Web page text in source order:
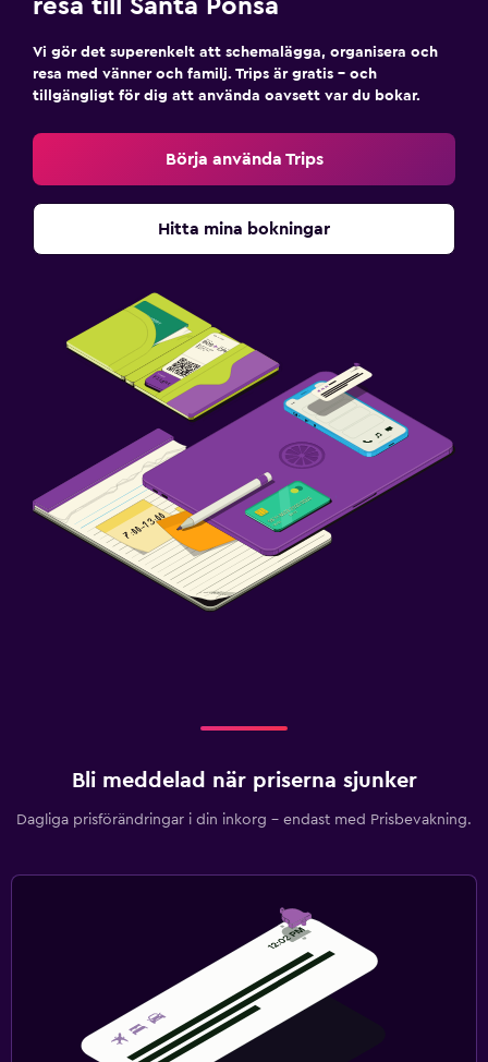
resa till Santa Ponsa
Vi gör det superenkelt att schemalägga, organisera och
resa med vänner och familj. Trips är gratis – och
tillgängligt för dig att använda oavsett var du bokar.
Börja använda Trips
Hitta mina bokningar
Bli meddelad när priserna sjunker
Dagliga prisförändringar i din inkorg – endast med Prisbevakning.